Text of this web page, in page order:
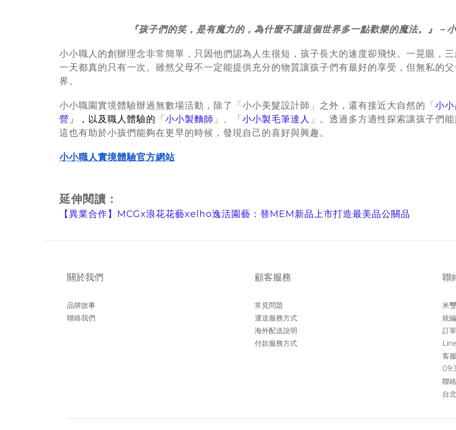
『孩子們的笑，是有魔力的，為什麼不讓這個世界多一點歡樂的魔法。』
小小職人的創辦理念非常簡單，只因他們認為人生很短，孩子長大的速度卻飛快。一晃眼，
一天都真的只有一次。雖然父母不一定能提供充分的物質讓孩子們有最好的享受，但無私的
界。
小小職園實境體驗辦過無數場活動，除了「小小美髮設計師」之外，還有接近大自然的「小
營 」，以及職人體驗的 「小小製麵師 」、「小小製毛筆達人 」。透過多方適性探索讓孩子們
這也有助於小孩們能夠在更早的時候，發現自己的喜好與興趣。
小小職人實境體驗官方網站
延伸閱讀：
【異業合作】MCGx浪花花藝xelho逸活園藝：替MEM新品上市打造最美品公關品
關於我們
品牌故事
聯絡我們
顧客服務
常見問題
運送服務方式
海外配送說明
付款服務方式
聯
米
統
訂
客
聯
台